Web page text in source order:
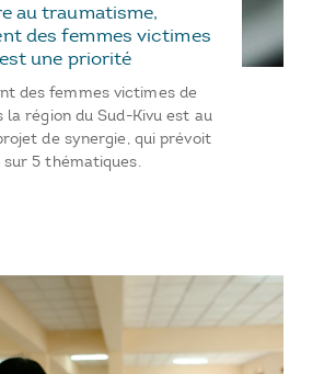
au traumatisme,
des femmes victimes
une priorité
des femmes victimes de
la région du Sud-Kivu est au
de synergie, qui prévoit
5 thématiques.